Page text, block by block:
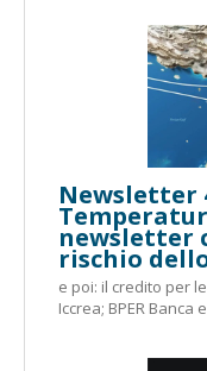
Newsletter
newsletter
rischio
e poi: il credito per
Iccrea; BPER Banca